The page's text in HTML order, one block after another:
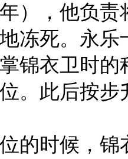
年），他负
冻死。永
锦衣卫时
。此后按
的时候，